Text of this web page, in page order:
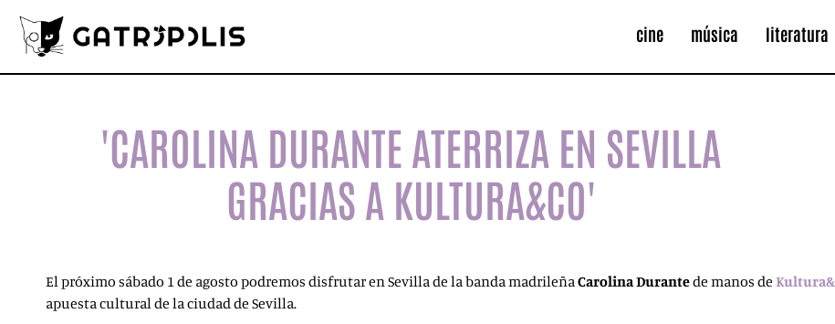
cine música literatura
'CAROLINA DURANTE ATERRIZA EN SEVILLA
GRACIAS A KULTURA&CO'
El próximo sábado 1 de agosto podremos disfrutar en Sevilla de la banda madrileñaCarolina Durantede manos de
apuesta cultural de la ciudad de Sevilla.